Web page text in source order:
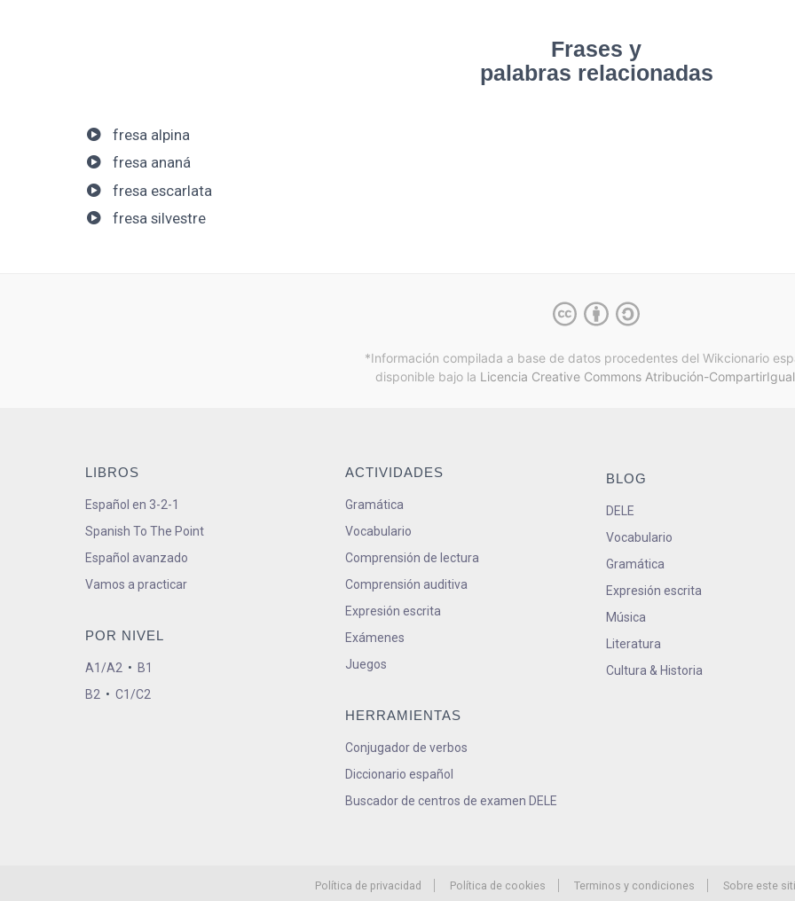
Frases y
palabras relacionadas
fresa alpina
fresa ananá
fresa escarlata
fresa silvestre
*Información compilada a base de datos procedentes del Wikcionario
disponible bajo la Licencia Creative Commons Atribución-
LIBROS
Español en 3-2-1
Spanish To The Point
Español avanzado
Vamos a practicar
POR NIVEL
A1/A2 • B1
B2 • C1/C2
ACTIVIDADES
Gramática
Vocabulario
Comprensión de lectura
Comprensión auditiva
Expresión escrita
Exámenes
Juegos
HERRAMIENTAS
Conjugador de verbos
Diccionario español
Buscador de centros de examen DELE
BLOG
DELE
Vocabulario
Gramática
Expresión escrita
Música
Literatura
Cultura & Historia
Política de privacidad Política de cookies Terminos y condiciones Sobre este